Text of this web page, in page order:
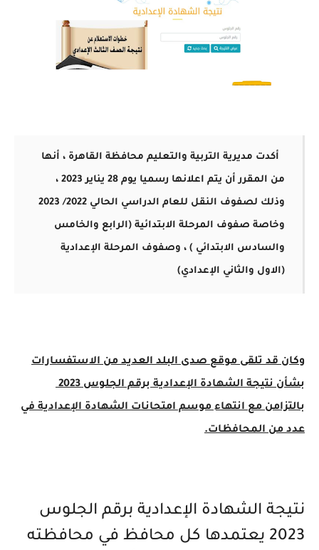
أكدت مديرية التربية والتعليم محافظة القاهرة ، أنها
من المقرر أن يتم اعلانها رسميا يوم 28 يناير 2023 ،
وذلك لصفوف النقل للعام الدراسي الحالي 2022/ 2023
وخاصة صفوف المرحلة الابتدائية (الرابع والخامس
والسادس الابتدائي ) ، وصفوف المرحلة الإعدادية
(الاول والثاني الإعدادي)
وكان قد تلقى موقع صدى البلد العديد من الاستفسارات
بشأن نتيجة الشهادة الإعدادية برقم الجلوس 2023
بالتزامن مع انتهاء موسم امتحانات الشهادة الإعدادية في
عدد من المحافظات.
نتيجة الشهادة الإعدادية برقم الجلوس
2023 يعتمدها كل محافظ في محافظته